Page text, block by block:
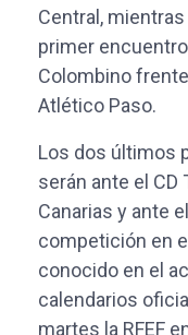
Central,
primer
Colombino
Atlético Paso.
Los dos últimos
serán ante el CD
Canarias y ante
competición en
conocido en el
calendarios
martes la RFEF